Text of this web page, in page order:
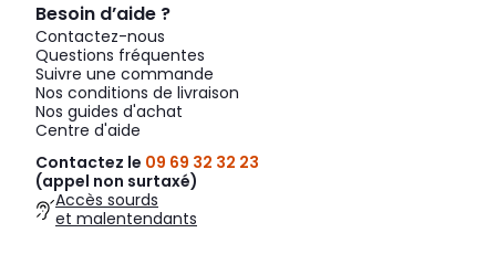
Besoin d’aide ?
Contactez-nous
Questions fréquentes
Suivre une commande
Nos conditions de livraison
Nos guides d'achat
Centre d'aide
Contactez le 09 69 32 32 23
(appel non surtaxé)
Accès sourds
et malentendants